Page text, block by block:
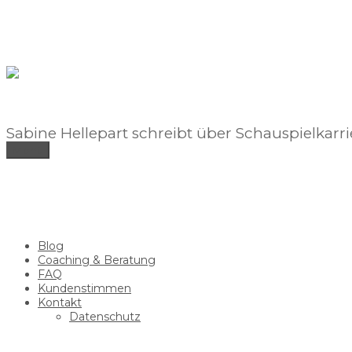
springen
Sabine Hellepart schreibt über
Blog
Coaching & Beratung
FAQ
Kundenstimmen
Kontakt
Datenschutz